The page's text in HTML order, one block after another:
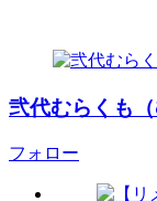
弐代むらくも
フォロー